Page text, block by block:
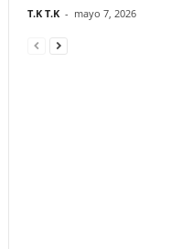
T.K T.K - mayo 7, 2026